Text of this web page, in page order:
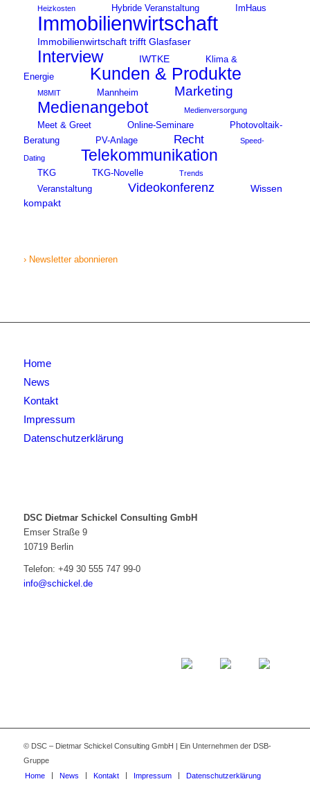
Heizkosten Hybride Veranstaltung ImHaus
Immobilienwirtschaft
Immobilienwirtschaft trifft Glasfaser
Interview IWTKE
Klima &
Energie
Kunden & Produkte
M8MIT Mannheim Marketing
Medienangebot Medienversorgung
Meet & Greet Online-Seminare
Photovoltaik-
Beratung
PV-Anlage Recht Speed-
Dating Telekommunikation
TKG TKG-Novelle Trends
Veranstaltung Videokonferenz
Wissen
kompakt
› Newsletter abonnieren
Home
News
Kontakt
Impressum
Datenschutzerklärung
DSC Dietmar Schickel Consulting GmbH
Emser Straße 9
10719 Berlin
Telefon: +49 30 555 747 99-0
info@schickel.de
© DSC – Dietmar Schickel Consulting GmbH | Ein Unternehmen der DSB-
Gruppe
Home
News Kontakt Impressum Datenschutzerklärung